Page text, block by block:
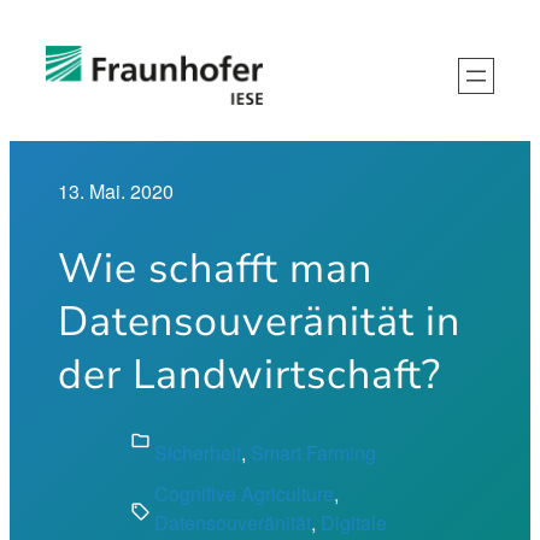
Inhalt
springen
13. Mai. 2020
Wie schafft man
Datensouveränität in
der Landwirtschaft?
folder Sicherheit, Smart Farming
sell
Cognitive Agriculture
Datensouveränität, Digitale